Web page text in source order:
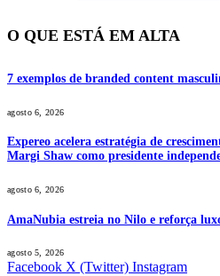
O QUE ESTÁ EM ALTA
7 exemplos de branded content
agosto 6, 2026
Expereo acelera estratégia de
Margi Shaw como presidente
agosto 6, 2026
AmaNubia estreia no Nilo e reforça
agosto 5, 2026
Facebook X (Twitter) Instagram